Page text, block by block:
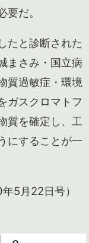
だ。
たと診断された
まさみ・国立病
質過敏症・環境
ガスクロマトフ
質を確定し、工
にすることが一
5月22日号）